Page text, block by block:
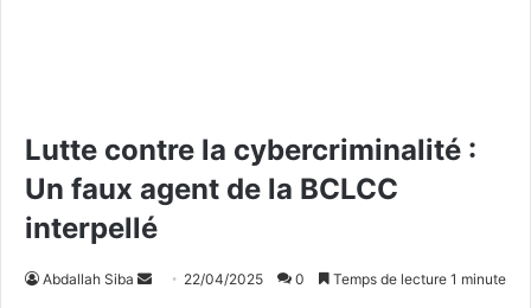
Lutte contre la cybercriminalité :
Un faux agent de la BCLCC
interpellé
Abdallah Siba 22/04/2025 0 Temps de lecture 1 minute